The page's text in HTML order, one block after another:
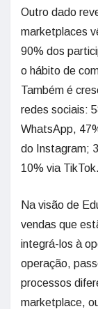
Outro dado
marketplaces
90% dos
o hábito de
Também é
redes sociais:
WhatsApp,
do Instagram;
10% via TikTok.
Na visão de
vendas que
integrá-los à
operação,
processos
marketplace,